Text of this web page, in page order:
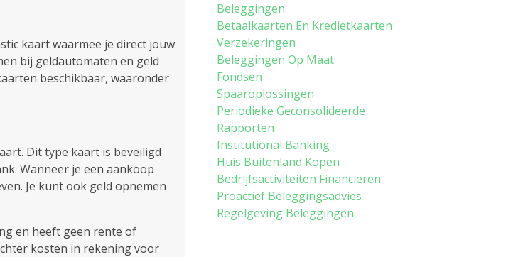
kaart waarmee je direct jouw
bij geldautomaten en geld
beschikbaar, waaronder
Dit type kaart is beveiligd
Wanneer je een aankoop
Je kunt ook geld opnemen
en heeft geen rente of
kosten in rekening voor
Beleggingen
Betaalkaarten En Kredietkaarten
Verzekeringen
Beleggingen Op Maat
Fondsen
Spaaroplossingen
Periodieke Geconsolideerde
Rapporten
Institutional Banking
Huis Buitenland Kopen
Bedrijfsactiviteiten Financieren
Proactief Beleggingsadvies
Regelgeving Beleggingen